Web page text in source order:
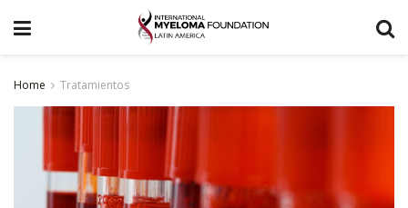
Home Tratamientos